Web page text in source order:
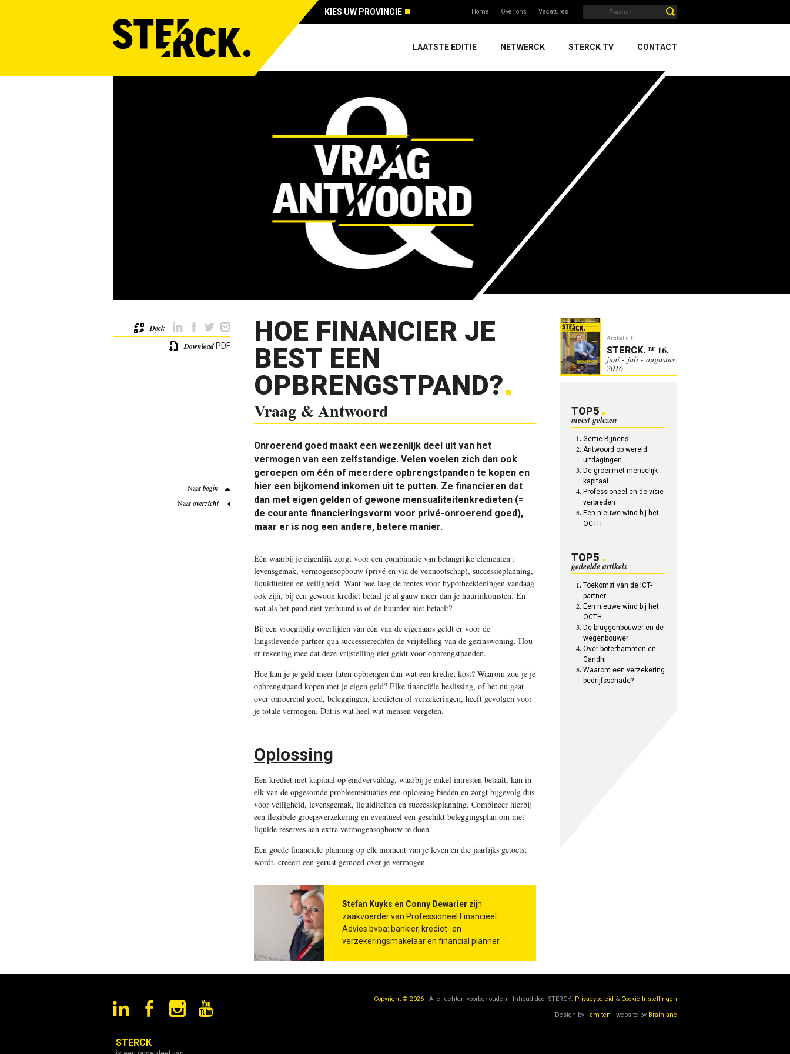
KIES UW PROVINCIE Home Over ons Vacatures
LAATSTE EDITIE NETWERCK STERCK TV CONTACT
HOE FINANCIER JE
BEST EEN
OPBRENGSTPAND?
Vraag & Antwoord
Onroerend goed maakt een wezenlijk deel uit van het
vermogen van een zelfstandige. Velen voelen zich dan ook
geroepen om één of meerdere opbrengstpanden te kopen en
hier een bijkomend inkomen uit te putten. Ze financieren dat
dan met eigen gelden of gewone mensualiteitenkredieten (=
de courante financieringsvorm voor privé-onroerend goed),
maar er is nog een andere, betere manier.
Één waarbij je eigenlijk zorgt voor een combinatie van belangrijke elementen :
levensgemak, vermogensopbouw (privé en via de vennootschap), successieplanning,
liquiditeiten en veiligheid. Want hoe laag de rentes voor hypotheekleningen vandaag
ook zijn, bij een gewoon krediet betaal je al gauw meer dan je huurinkomsten. En
wat als het pand niet verhuurd is of de huurder niet betaalt?
Bij een vroegtijdig overlijden van één van de eigenaars geldt er voor de
langstlevende partner qua successierechten de vrijstelling van de gezinswoning. Hou
er rekening mee dat deze vrijstelling niet geldt voor opbrengstpanden.
Hoe kan je je geld meer laten opbrengen dan wat een krediet kost? Waarom zou je je
opbrengstpand kopen met je eigen geld? Elke financiële beslissing, of het nu gaat
over onroerend goed, beleggingen, kredieten of verzekeringen, heeft gevolgen voor
je totale vermogen. Dat is wat heel wat mensen vergeten.
Oplossing
Een krediet met kapitaal op eindvervaldag, waarbij je enkel intresten betaalt, kan in
elk van de opgesomde probleemsituaties een oplossing bieden en zorgt bijgevolg dus
voor veiligheid, levensgemak, liquiditeiten en successieplanning. Combineer hierbij
een flexibele groepsverzekering en eventueel een geschikt beleggingsplan om met
liquide reserves aan extra vermogensopbouw te doen.
Een goede financiële planning op elk moment van je leven en die jaarlijks getoetst
wordt, creëert een gerust gemoed over je vermogen.
Stefan Kuyks en Conny Dewarier zijn
zaakvoerder van Professioneel Financieel
Advies bvba: bankier, krediet- en
verzekeringsmakelaar en financial planner.
Deel:
DownloadPDF
Naarbegin
Naaroverzicht
Artikel uit:
STERCK. nr 16.
juni - juli - augustus
2016
TOP5
meest gelezen
Gertie Bijnens
Antwoord op wereld
uitdagingen
De groei met menselijk
kapitaal
Professioneel en de visie
verbreden
Een nieuwe wind bij het
OCTH
TOP5
gedeelde artikels
Toekomst van de ICT-
partner
Een nieuwe wind bij het
OCTH
De bruggenbouwer en de
wegenbouwer
Over boterhammen en
Gandhi
Waarom een verzekering
bedrijfsschade?
Copyright © 2026- Alle rechten voorbehouden - Inhoud door STERCK. Privacybeleid & Cookie Instellingen
Design by I am ten - website by Brainlane
STERCK